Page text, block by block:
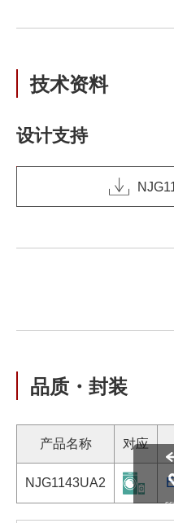
技术资料
设计支持
品质・封装
产品名称 对应
NJG1143UA2